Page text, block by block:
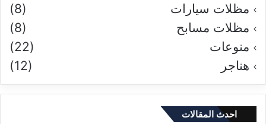
مظلات سيارات
(8)
مظلات مسابح
(8)
منوعات
(22)
هناجر
(12)
احدث المقالات